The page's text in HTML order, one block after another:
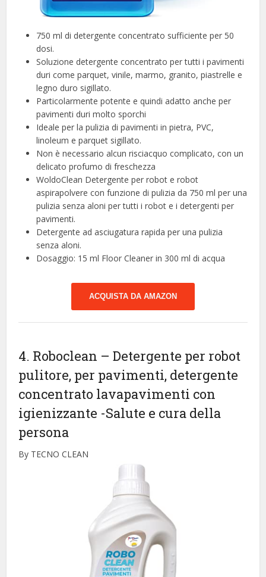
750 ml di detergente concentrato sufficiente per 50
dosi.
Soluzione detergente concentrato per tutti i pavimenti
duri come parquet, vinile, marmo, granito, piastrelle e
legno duro sigillato.
Particolarmente potente e quindi adatto anche per
pavimenti duri molto sporchi
Ideale per la pulizia di pavimenti in pietra, PVC,
linoleum e parquet sigillato.
Non è necessario alcun risciacquo complicato, con un
delicato profumo di freschezza
WoldoClean Detergente per robot e robot
aspirapolvere con funzione di pulizia da 750 ml per una
pulizia senza aloni per tutti i robot e i detergenti per
pavimenti.
Detergente ad asciugatura rapida per una pulizia
senza aloni.
Dosaggio: 15 ml Floor Cleaner in 300 ml di acqua
ACQUISTA DA AMAZON
4. Roboclean – Detergente per robot
pulitore, per pavimenti, detergente
concentrato lavapavimenti con
igienizzante -Salute e cura della
persona
By TECNO CLEAN